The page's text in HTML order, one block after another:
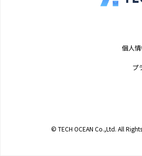
個人
プ
© TECH OCEAN Co.,Ltd. All